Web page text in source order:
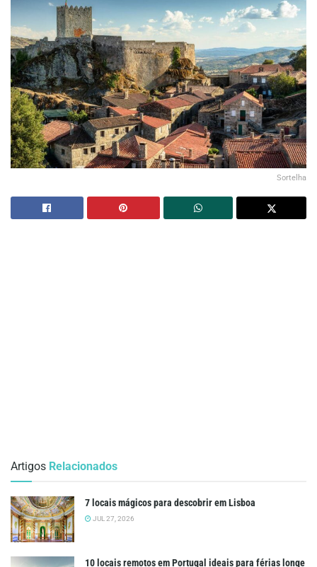
Sortelha
Artigos Relacionados
7 locais mágicos para descobrir em Lisboa
JUL 27, 2026
10 locais remotos em Portugal ideais para férias longe